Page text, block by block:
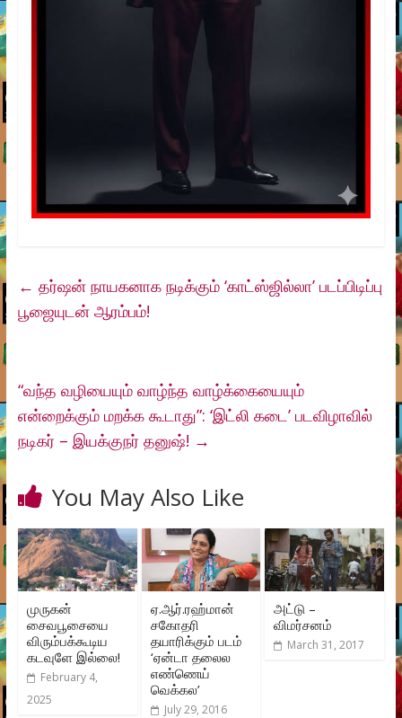
← தர்ஷன் நாயகனாக நடிக்கும் ‘காட்ஸ்ஜில்லா’ படப்பிடிப்பு
பூஜையுடன் ஆரம்பம்!
“வந்த வழியையும் வாழ்ந்த வாழ்க்கையையும்
என்றைக்கும் மறக்க கூடாது”: ‘இட்லி கடை’ படவிழாவில்
நடிகர் – இயக்குநர் தனுஷ்! →
You May Also Like
முருகன்
சைவபூசையை
விரும்பக்கூடிய
கடவுளே இல்லை!
February 4,
2025
ஏ.ஆர்.ரஹ்மான்
சகோதரி
தயாரிக்கும் படம்
‘ஏன்டா தலைல
எண்ணெய்
வெக்கல’
July 29, 2016
அட்டு –
விமர்சனம்
March 31, 2017